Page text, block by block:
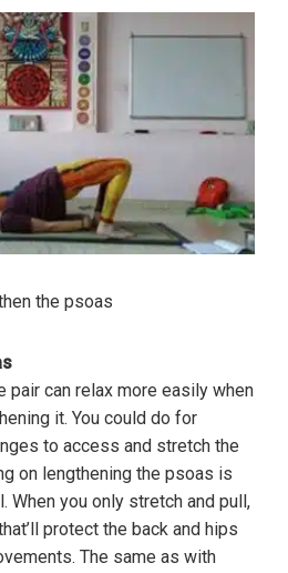
the psoas
pair can relax more easily when
it. You could do for
to access and stretch the
on lengthening the psoas is
When you only stretch and pull,
protect the back and hips
The same as with